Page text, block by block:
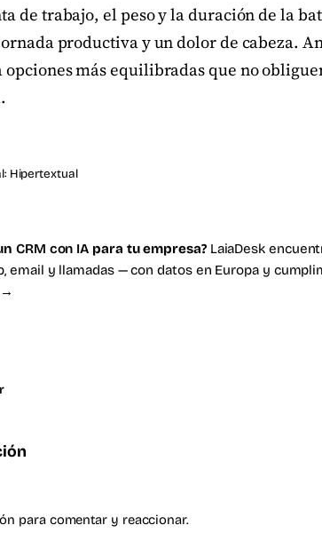
de trabajo, el peso y la duración de la
productiva y un dolor de cabeza.
opciones más equilibradas que no
Hipertextual
CRM con IA para tu empresa?LaiaDesk
email y llamadas — con datos en Europa y
para comentar y reaccionar.